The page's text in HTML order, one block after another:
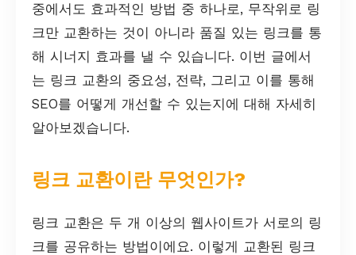
중에서도 효과적인 방법 중 하나로, 무작위로 링
크만 교환하는 것이 아니라 품질 있는 링크를 통
해 시너지 효과를 낼 수 있습니다. 이번 글에서
는 링크 교환의 중요성, 전략, 그리고 이를 통해
SEO를 어떻게 개선할 수 있는지에 대해 자세히
알아보겠습니다.
링크 교환이란 무엇인가?
링크 교환은 두 개 이상의 웹사이트가 서로의 링
크를 공유하는 방법이에요. 이렇게 교환된 링크